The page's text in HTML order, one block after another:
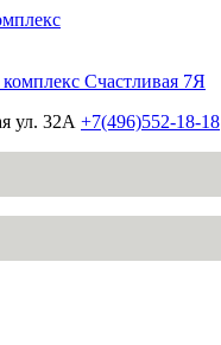
ул. 32А +7(496)552-18-18